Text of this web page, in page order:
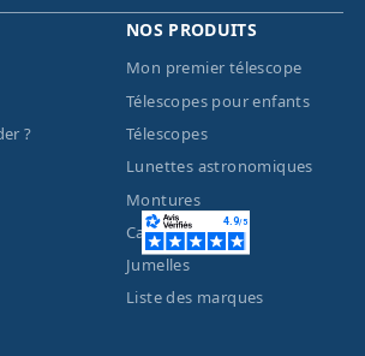
?
NOS PRODUITS
Mon premier télescope
Télescopes pour enfants
Télescopes
Lunettes astronomiques
Montures
Caméras
Jumelles
Liste des marques